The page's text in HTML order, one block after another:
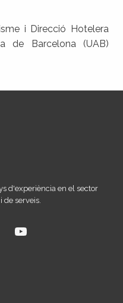
i Direcció Hotelera
de Barcelona (UAB)
d'experiència en el sector
serveis.
YouTube